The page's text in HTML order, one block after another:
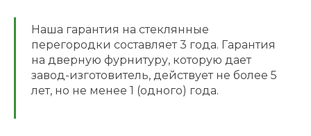
Наша гарантия на стеклянные
перегородки составляет 3 года. Гарантия
на дверную фурнитуру, которую дает
завод-изготовитель, действует не более 5
лет, но не менее 1 (одного) года.